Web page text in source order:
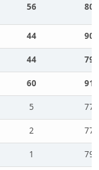
56 80
44
90
44
79
60
91
5
77
2
77
1
79